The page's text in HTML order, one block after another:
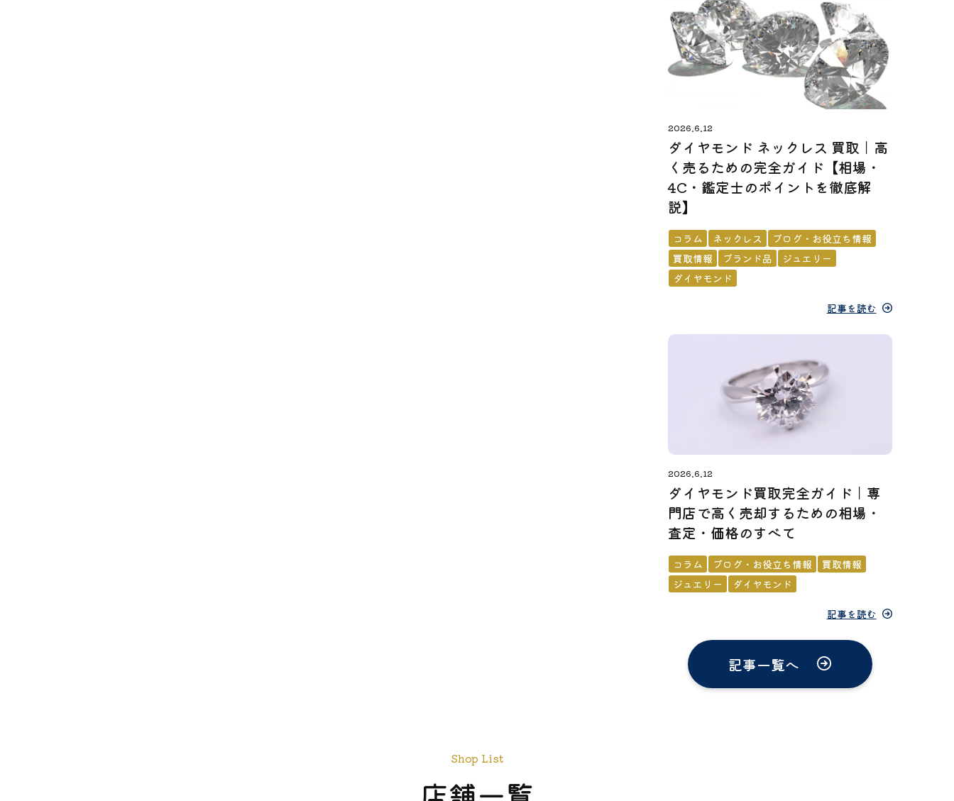
2026.6.12
ダイヤモンド ネックレス 買取｜高
く売るための完全ガイド【相場・
4C・鑑定士のポイントを徹底解
説】
コラム ネックレス
ブログ・お役立ち情報
買取情報
ブランド品
ジュエリー
ダイヤモンド
記事を読む
2026.6.12
ダイヤモンド買取完全ガイド｜専
門店で高く売却するための相場・
査定・価格のすべて
コラム ブログ・お役立ち情報
買取情報
ジュエリー
ダイヤモンド
記事を読む
記事一覧へ
Shop List